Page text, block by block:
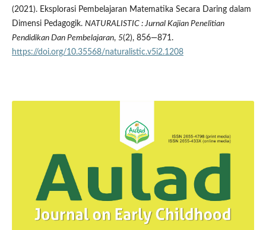
(2021). Eksplorasi Pembelajaran Matematika Secara Daring dalam
Dimensi Pedagogik. NATURALISTIC : Jurnal Kajian Penelitian
Pendidikan Dan Pembelajaran, 5(2), 856—871.
https://doi.org/10.35568/naturalistic.v5i2.1208